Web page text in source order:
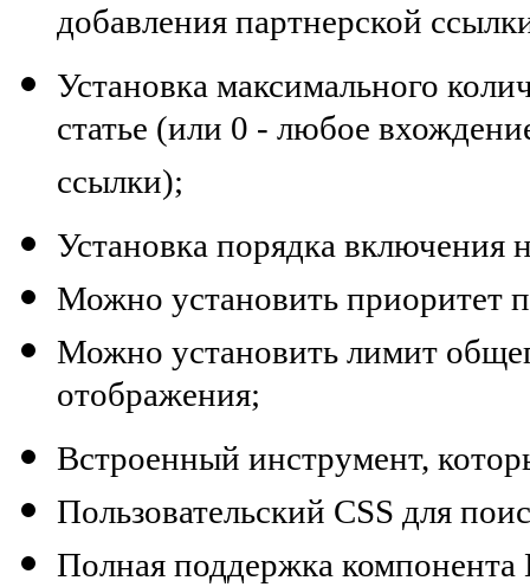
добавления партнерской
Установка максимального
статье (или 0 - любое
ссылки);
Установка порядка
Можно установить приоритет
Можно установить лимит
отображения;
Встроенный инструмент,
Пользовательский CSS для
Полная поддержка компонента